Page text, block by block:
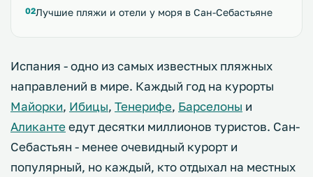
Лучшие пляжи и отели у моря в Сан-Себастьяне
Испания - одно из самых известных пляжных
направлений в мире. Каждый год на курорты
Майорки, Ибицы, Тенерифе, Барселоны и
Аликанте едут десятки миллионов туристов. Сан-
Себастьян - менее очевидный курорт и
популярный, но каждый, кто отдыхал на местных